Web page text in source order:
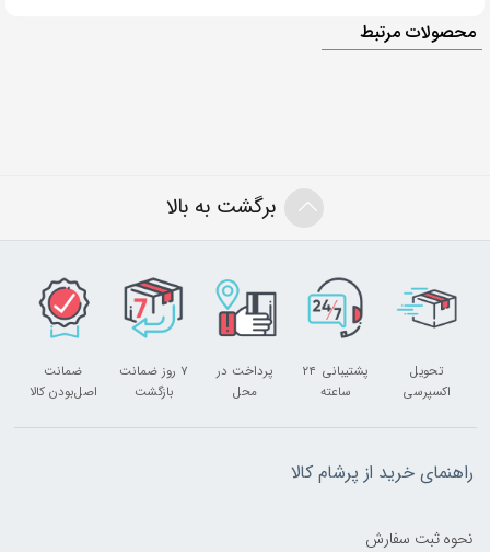
محصولات مرتبط
برگشت به بالا
تحویل
اکسپرسی
پشتیبانی ۲۴
ساعته
پرداخت در
محل
۷ روز ضمانت
بازگشت
ضمانت
اصل‌بودن کالا
راهنمای خرید از پرشام کالا
نحوه ثبت سفارش